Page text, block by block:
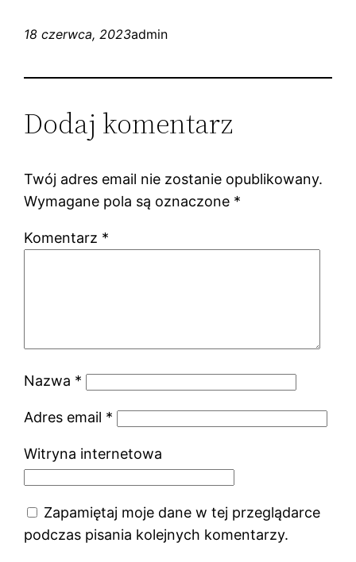
18 czerwca, 2023admin
Dodaj komentarz
Twój adres email nie zostanie opublikowany.
Wymagane pola są oznaczone *
Komentarz *
Nazwa *
Adres email *
Witryna internetowa
Zapamiętaj moje dane w tej przeglądarce
podczas pisania kolejnych komentarzy.